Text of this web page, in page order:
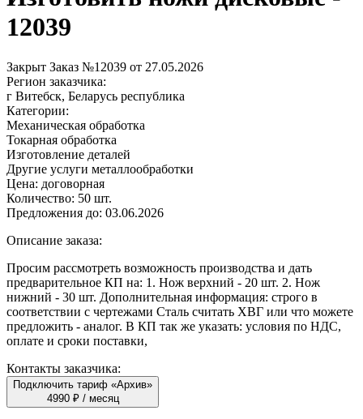
12039
Закрыт Заказ №12039 от 27.05.2026
Регион заказчика:
г Витебск, Беларусь республика
Категории:
Механическая обработка
Токарная обработка
Изготовление деталей
Другие услуги металлообработки
Цена: договорная
Количество: 50 шт.
Предложения до: 03.06.2026
Описание заказа:
Просим рассмотреть возможность производства и дать
предварительное КП на: 1. Нож верхний - 20 шт. 2. Нож
нижний - 30 шт. Дополнительная информация: строго в
соответствии с чертежами Сталь считать ХВГ или что можете
предложить - аналог. В КП так же указать: условия по НДС,
оплате и сроки поставки,
Контакты заказчика:
Подключить тариф «Архив»
4990 ₽ / месяц